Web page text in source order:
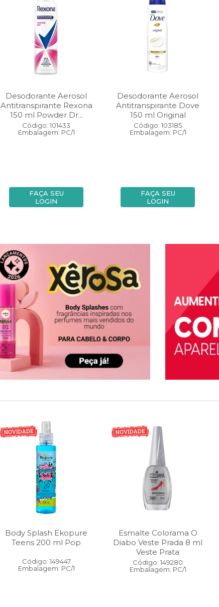
Desodorante Aerosol
Antitranspirante Rexona
150 ml Powder Dr...
Código: 101433
Embalagem: PC/1
FAÇA SEU
LOGIN
Desodorante Aerosol
Antitranspirante Dove
150 ml Original
Código: 103185
Embalagem: PC/1
FAÇA SEU
LOGIN
Body Splash Ekopure
Teens 200 ml Pop
Código: 149447
Embalagem: PC/1
Esmalte Colorama O
Diabo Veste Prada 8 ml
Veste Prata
Código: 149280
Embalagem: PC/1